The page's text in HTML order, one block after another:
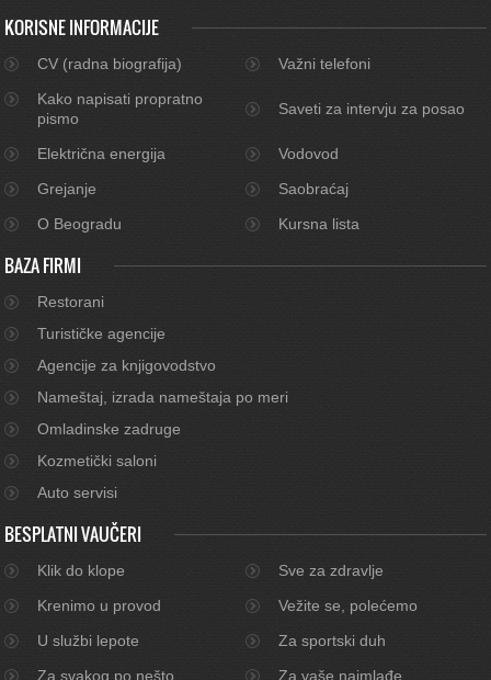
KORISNE INFORMACIJE
CV (radna biografija)
Važni telefoni
Kako napisati propratno
pismo
Saveti za intervju za posao
Električna energija
Vodovod
Grejanje
Saobraćaj
O Beogradu
Kursna lista
BAZA FIRMI
Restorani
Turističke agencije
Agencije za knjigovodstvo
Nameštaj, izrada nameštaja po meri
Omladinske zadruge
Kozmetički saloni
Auto servisi
BESPLATNI VAUČERI
Klik do klope
Sve za zdravlje
Krenimo u provod
Vežite se, polećemo
U službi lepote
Za sportski duh
Za svakog po nešto
Za vaše najmlađe